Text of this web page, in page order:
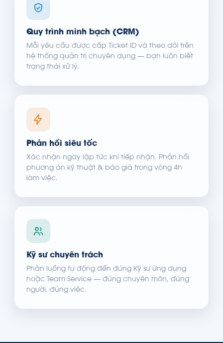
Quy trình minh bạch (CRM)
Mỗi yêu cầu được cấp Ticket ID và theo dõi trên
hệ thống quản trị chuyên dụng — bạn luôn biết
trạng thái xử lý.
Phản hồi siêu tốc
Xác nhận ngay lập tức khi tiếp nhận. Phản hồi
phương án kỹ thuật & báo giá trong vòng 4h
làm việc.
Kỹ sư chuyên trách
Phân luồng tự động đến đúng Kỹ sư ứng dụng
hoặc Team Service — đúng chuyên môn, đúng
người, đúng việc.